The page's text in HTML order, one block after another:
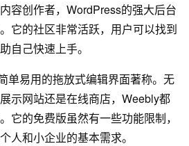
容创作者，WordPress的强大后台
它的社区非常活跃，用户可以找到
自己快速上手。
单易用的拖放式编辑界面著称。无
示网站还是在线商店，Weebly都
它的免费版虽然有一些功能限制，
人和小企业的基本需求。